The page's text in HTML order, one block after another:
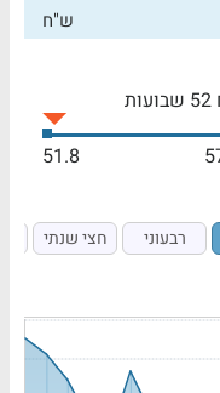
ש"ח
51.8
רבעוני חצי שנתי